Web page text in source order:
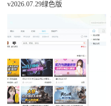
v2026.07.29绿色版